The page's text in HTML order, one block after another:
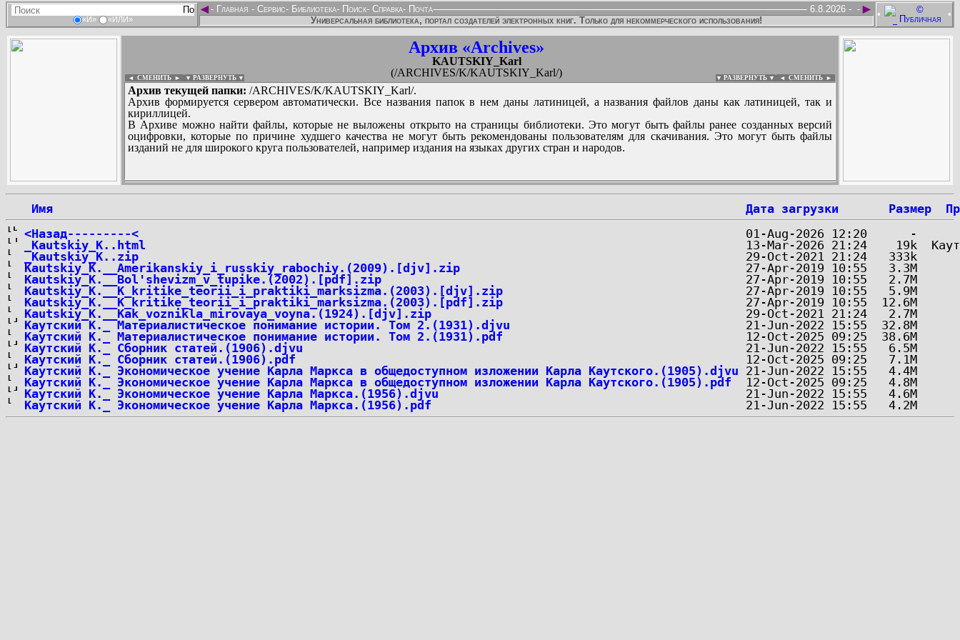
«И» «ИЛИ»
• •
◄ ►
- Главная - Сервис- Библиотека- Поиск- Справка- Почта -
6.8.2026 -
Универсальная библиотека, портал создателей электронных книг. Только для некоммерческого использования!
Архив «Archives»
KAUTSKIY_Karl
(/ARCHIVES/K/KAUTSKIY_Karl/)
◄ СМЕНИТЬ ► ▼ РАЗВЕРНУТЬ ▼ ▼ РАЗВЕРНУТЬ ▼ ◄ СМЕНИТЬ ►
Архив текущей папки: /ARCHIVES/K/KAUTSKIY_Karl/.
Архив формируется сервером автоматически. Все названия папок в нем даны латиницей, а названия файлов даны как латиницей, так и
кириллицей.
В Архиве можно найти файлы, которые не выложены открыто на страницы библиотеки. Это могут быть файлы ранее созданных версий
оцифровки, которые по причине худшего качества не могут быть рекомендованы пользователям для скачивания. Это могут быть файлы
изданий не для широкого круга пользователей, например издания на языках других стран и народов.
:
...
Имя Дата загрузки Размер
<Назад---------<
_Kautskiy_K..html
_Kautskiy_K..zip
Kautskiy_K.__Amerikanskiy_i_russkiy_rabochiy.(2009).[djv].zip
Kautskiy_K.__Bol'shevizm_v_tupike.(2002).[pdf].zip
Kautskiy_K.__K_kritike_teorii_i_praktiki_marksizma.(2003).[djv].zip
Kautskiy_K.__K_kritike_teorii_i_praktiki_marksizma.(2003).[pdf].zip
Kautskiy_K.__Kak_voznikla_mirovaya_voyna.(1924).[djv].zip
Каутский К._ Материалистическое понимание истории. Том 2.(1931).djvu
Каутский К._ Материалистическое понимание истории. Том 2.(1931).pdf
Каутский К._ Сборник статей.(1906).djvu
Каутский К._ Сборник статей.(1906).pdf
Каутский К._ Экономическое учение Карла Маркса в общедоступном изложении Карла Каутского.(1905).djvu
Каутский К._ Экономическое учение Карла Маркса в общедоступном изложении Карла Каутского.(1905).pdf
Каутский К._ Экономическое учение Карла Маркса.(1956).djvu
Каутский К._ Экономическое учение Карла Маркса.(1956).pdf